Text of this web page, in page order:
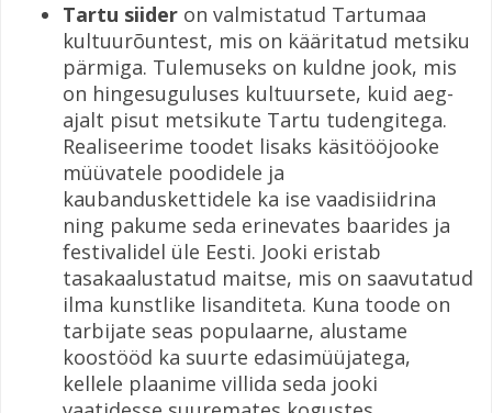
Tartu siider on valmistatud Tartumaa
kultuurõuntest, mis on kääritatud metsiku
pärmiga. Tulemuseks on kuldne jook, mis
on hingesuguluses kultuursete, kuid aeg-
ajalt pisut metsikute Tartu tudengitega.
Realiseerime toodet lisaks käsitööjooke
müüvatele poodidele ja
kaubanduskettidele ka ise vaadisiidrina
ning pakume seda erinevates baarides ja
festivalidel üle Eesti. Jooki eristab
tasakaalustatud maitse, mis on saavutatud
ilma kunstlike lisanditeta. Kuna toode on
tarbijate seas populaarne, alustame
koostööd ka suurte edasimüüjatega,
kellele plaanime villida seda jooki